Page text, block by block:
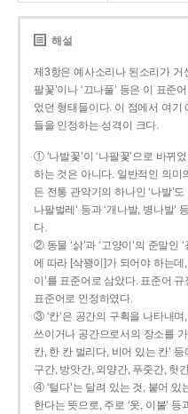
해설
제3항은 예사소리나 된소리가 거
팔꽃’이나 ‘끄나풀’ 등은 이 표준
었던 형태들이다. 이 점에서 여기
들을 인정하는 성격이 크다.
① ‘나발꽃’이 ‘나팔꽃’으로 바뀌
하는 것은 아니다. 일반적인 의미
든 전통 관악기의 하나인 ‘나발’
나팔벌레’ 등과 ‘개나발, 병나발’
다.
② 동물 ‘삵’과 ‘고양이’의 준말인
에 따라 [삭꽹이]가 되어야 하는데
이’를 표준어로 삼았다. 표준어 규
표준어로 인정하였다.
③ ‘칸’은 공간의 구획을 나타내며
쓰이거나 공간으로서의 장소를
칸, 한 칸 벌리다, 비어 있는 칸’ 등
구간, 방앗간, 외양간, 푸줏간, 헛
④ ‘털다’는 달려 있는 것, 붙어
한다는 뜻으로, 주로 ‘옷, 이불’